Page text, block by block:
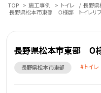
TOP > 施工事例 > トイレ / 長野県
長野県松本市東部 O様邸 トイレリフ
長野県松本市東部 O
長野県松本市東部 トイレ